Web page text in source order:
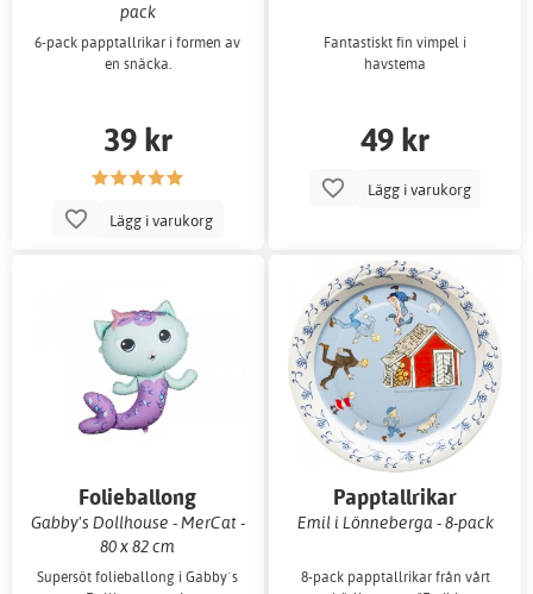
pack
6-pack papptallrikar i formen av
en snäcka.
39 kr
Lägg i varukorg
Fantastiskt fin vimpel i
havstema
49 kr
Lägg i varukorg
Folieballong
Gabby's Dollhouse - MerCat -
80 x 82 cm
Supersöt folieballong i Gabby´s
Papptallrikar
Emil i Lönneberga - 8-pack
8-pack papptallrikar från vårt